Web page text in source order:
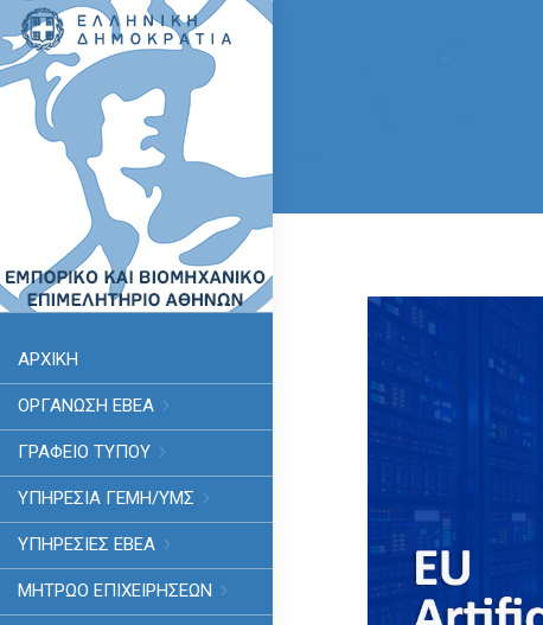
ΑΡΧΙΚΗ
ΟΡΓΑΝΩΣΗ ΕΒΕΑ
ΓΡΑΦΕΙΟ ΤΥΠΟΥ
ΥΠΗΡΕΣΊΑ ΓΕΜΗ/ΥΜΣ
ΥΠΗΡΕΣΙΕΣ ΕΒΕΑ
ΜΗΤΡΩΟ ΕΠΙΧΕΙΡΗΣΕΩΝ